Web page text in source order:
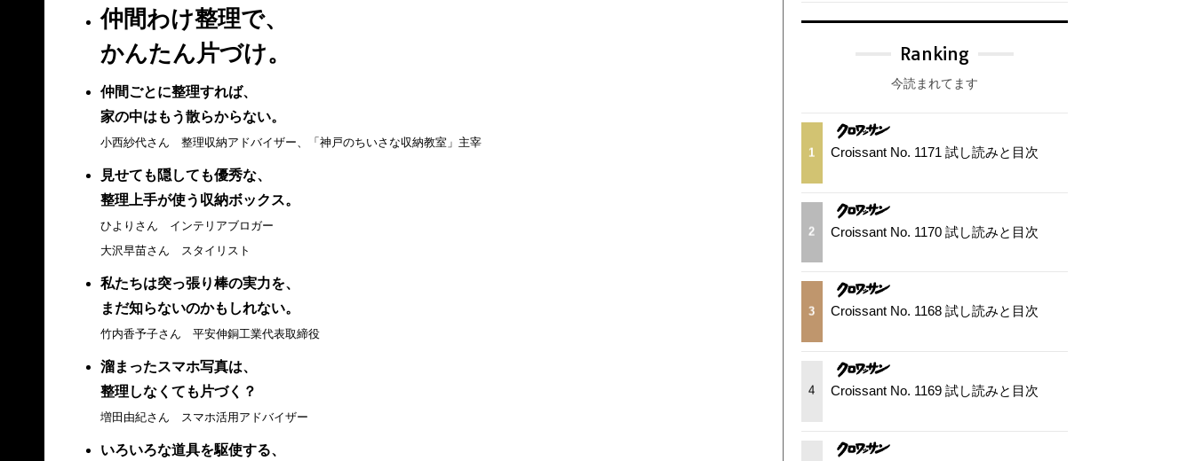
仲間わけ整理で、
かんたん片づけ。
仲間ごとに整理すれば、
家の中はもう散らからない。
小西紗代さん 整理収納アドバイザー、「神戸のちいさな収納教室」主宰
見せても隠しても優秀な、
整理上手が使う収納ボックス。
ひよりさん インテリアブロガー
大沢早苗さん スタイリスト
私たちは突っ張り棒の実力を、
まだ知らないのかもしれない。
竹内香予子さん 平安伸銅工業代表取締役
溜まったスマホ写真は、
整理しなくても片づく？
増田由紀さん スマホ活用アドバイザー
いろいろな道具を駆使する、
Ranking
今読まれてます
1 Croissant No. 1171 試し読みと目次
2 Croissant No. 1170 試し読みと目次
3 Croissant No. 1168 試し読みと目次
4 Croissant No. 1169 試し読みと目次